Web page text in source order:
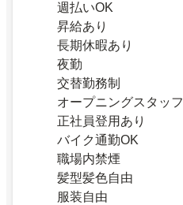
週払いOK
昇給あり
長期休暇あり
夜勤
交替勤務制
オープニングスタッフ
正社員登用あり
バイク通勤OK
職場内禁煙
髪型髪色自由
服装自由